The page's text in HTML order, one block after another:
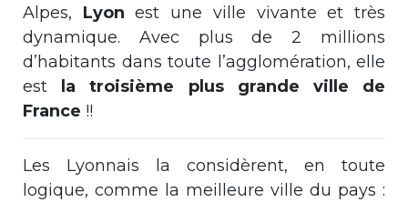
Alpes, Lyon est une ville vivante et très
dynamique. Avec plus de 2 millions
d’habitants dans toute l’agglomération, elle
est
la troisième plus grande ville de
France !!
Les Lyonnais la considèrent, en toute
logique, comme la meilleure ville du pays :